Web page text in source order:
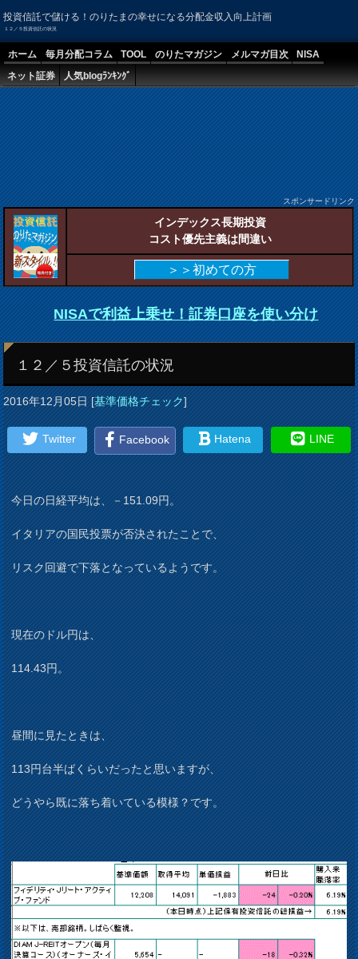
投資信託で儲ける！のりたまの幸せになる分配金収入向上計画
１２／５投資信託の状況
ホーム 毎月分配コラム TOOL のりたマガジン メルマガ目次
NISA
ネット証券
人気blogﾗﾝｷﾝｸﾞ
スポンサードリンク
インデックス長期投資
コスト優先主義は間違い
＞＞初めての方
NISAで利益上乗せ！証券口座を使い分け
１２／５投資信託の状況
2016年12月05日[基準価格チェック]
Twitter Facebook Hatena LINE
今日の日経平均は、－151.09円。
イタリアの国民投票が否決されたことで、
リスク回避で下落となっているようです。
現在のドル円は、
114.43円。
昼間に見たときは、
113円台半ばくらいだったと思いますが、
どうやら既に落ち着いている模様？です。